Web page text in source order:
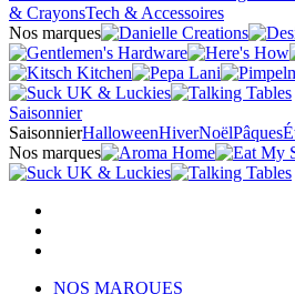
& CrayonsTech & Accessoires
Nos marques
Saisonnier
SaisonnierHalloweenHiverNoëlPâques
Nos marques
NOS MARQUES